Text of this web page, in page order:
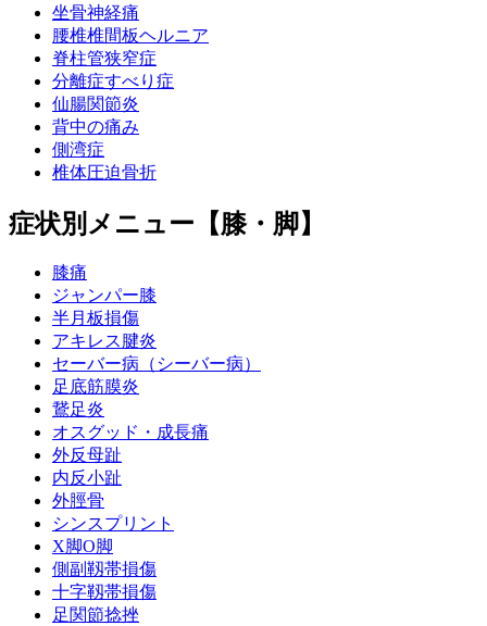
坐骨神経痛
腰椎椎間板ヘルニア
脊柱管狭窄症
分離症すべり症
仙腸関節炎
背中の痛み
側湾症
椎体圧迫骨折
症状別メニュー【膝・脚】
膝痛
ジャンパー膝
半月板損傷
アキレス腱炎
セーバー病（シーバー病）
足底筋膜炎
鵞足炎
オスグッド・成長痛
外反母趾
内反小趾
外脛骨
シンスプリント
X脚O脚
側副靱帯損傷
十字靱帯損傷
足関節捻挫